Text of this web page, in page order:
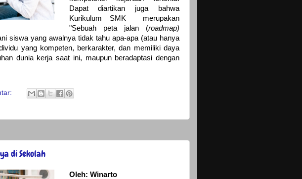
Dapat diartikan juga bahwa
Kurikulum SMK merupakan
"Sebuah peta jalan (roadmap)
siswa yang awalnya tidak tahu apa-apa (atau hanya
yang kompeten, berkarakter, dan memiliki daya
dunia kerja saat ini, maupun beradaptasi dengan
di Sekolah
Oleh: Winarto